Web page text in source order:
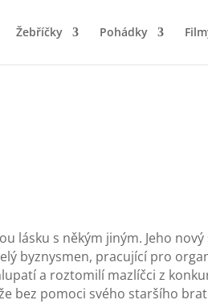
Žebříčky Pohádky
lásku s někým jiným. Jeho
byznysmen, pracující pro
a roztomilí mazlíčci z
bez pomoci svého staršího